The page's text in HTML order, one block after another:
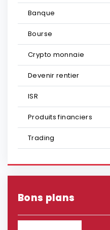
Banque
Bourse
Crypto monnaie
Devenir rentier
ISR
Produits financiers
Trading
Bons plans